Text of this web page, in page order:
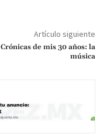
Artículo siguiente
Crónicas de mis 30 años: la
música